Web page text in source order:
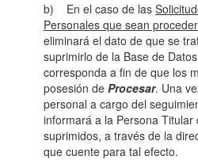
b) En el caso de las
Personales que sean
eliminará el dato de que se
suprimirlo de la Base de
corresponda a fin de que los
posesión de Procesar. Una
personal a cargo del
informará a la Persona Titular
suprimidos, a través de la
que cuente para tal efecto.